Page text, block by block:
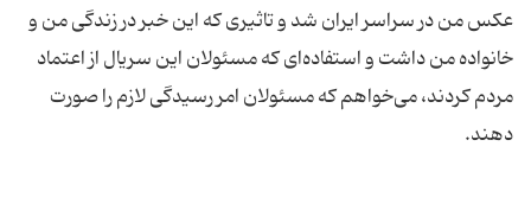
عكس من در سراسر ایران شد و تاثیری كه این خبر در زندگی من و
خانواده من داشت و استفاده‌ای كه مسئولان این سریال از اعتماد
مردم كردند، می‌خواهم كه مسئولان امر رسیدگی لازم را صورت